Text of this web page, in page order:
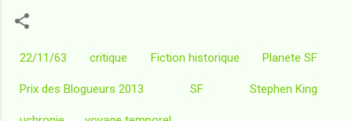
22/11/63 critique Fiction historique Planete SF
Prix des Blogueurs 2013 SF Stephen King